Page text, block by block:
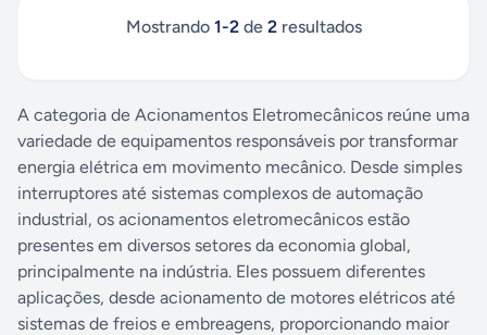
Mostrando 1-2de 2resultados
A categoria de Acionamentos Eletromecânicos reúne uma
variedade de equipamentos responsáveis por transformar
energia elétrica em movimento mecânico. Desde simples
interruptores até sistemas complexos de automação
industrial, os acionamentos eletromecânicos estão
presentes em diversos setores da economia global,
principalmente na indústria. Eles possuem diferentes
aplicações, desde acionamento de motores elétricos até
sistemas de freios e embreagens, proporcionando maior